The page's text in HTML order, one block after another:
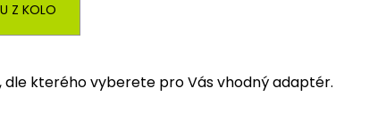
Z KOLO
dle kterého vyberete pro Vás vhodný adaptér.